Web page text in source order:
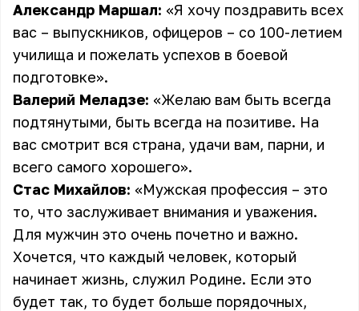
Александр Маршал: «Я хочу поздравить всех
вас – выпускников, офицеров – со 100-летием
училища и пожелать успехов в боевой
подготовке».
Валерий Меладзе: «Желаю вам быть всегда
подтянутыми, быть всегда на позитиве. На
вас смотрит вся страна, удачи вам, парни, и
всего самого хорошего».
Стас Михайлов: «Мужская профессия – это
то, что заслуживает внимания и уважения.
Для мужчин это очень почетно и важно.
Хочется, что каждый человек, который
начинает жизнь, служил Родине. Если это
будет так, то будет больше порядочных,